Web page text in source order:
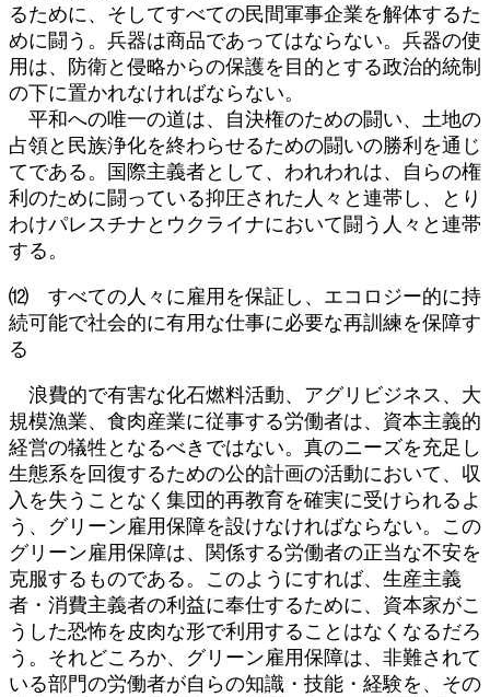
るために、そしてすべての民間軍事企業を解体するた
めに闘う。兵器は商品であってはならない。兵器の使
用は、防衛と侵略からの保護を目的とする政治的統制
の下に置かれなければならない。
平和への唯一の道は、自決権のための闘い、土地の
占領と民族浄化を終わらせるための闘いの勝利を通じ
てである。国際主義者として、われわれは、自らの権
利のために闘っている抑圧された人々と連帯し、とり
わけパレスチナとウクライナにおいて闘う人々と連帯
する。
⑿ すべての人々に雇用を保証し、エコロジー的に持
続可能で社会的に有用な仕事に必要な再訓練を保障す
る
浪費的で有害な化石燃料活動、アグリビジネス、大
規模漁業、食肉産業に従事する労働者は、資本主義的
経営の犠牲となるべきではない。真のニーズを充足し
生態系を回復するための公的計画の活動において、収
入を失うことなく集団的再教育を確実に受けられるよ
う、グリーン雇用保障を設けなければならない。この
グリーン雇用保障は、関係する労働者の正当な不安を
克服するものである。このようにすれば、生産主義
者・消費主義者の利益に奉仕するために、資本家がこ
うした恐怖を皮肉な形で利用することはなくなるだろ
う。それどころか、グリーン雇用保障は、非難されて
いる部門の労働者が自らの知識・技能・経験を、その